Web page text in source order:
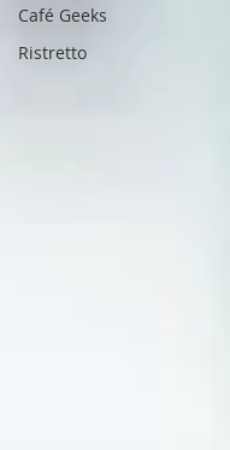
Café Geeks
Ristretto